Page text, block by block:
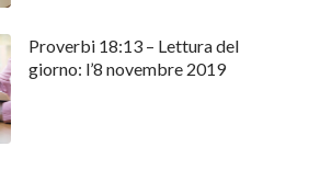
Proverbi 18:13 – Lettura del
giorno: l’8 novembre 2019